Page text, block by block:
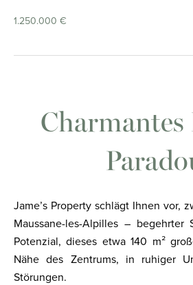
1.250.000 €
Charmantes
Jame’s Property schlägt Ihnen vor,
Maussane-les-Alpilles – begehrter
Potenzial, dieses etwa 140 m²
Nähe des Zentrums, in ruhiger
Störungen.